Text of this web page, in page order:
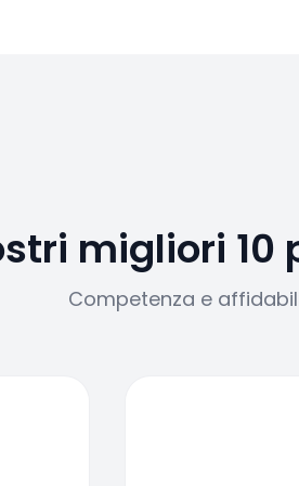
migliori 10
Competenza e